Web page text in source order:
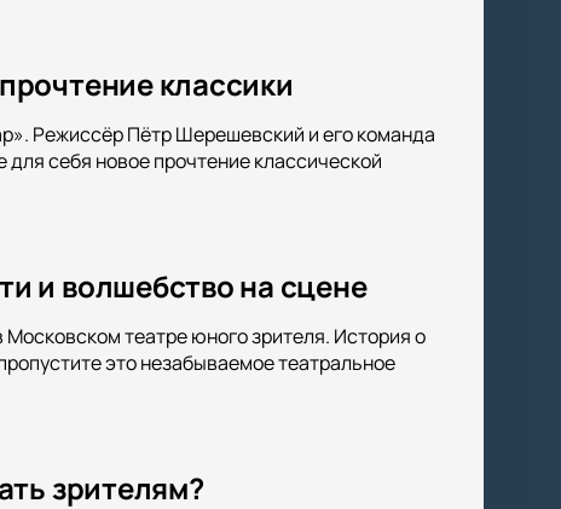
классики
Режиссёр Пётр Шерешевский и его команда
себя новое прочтение классической
и волшебство на сцене
театре юного зрителя. История о
это незабываемое театральное
зрителям?